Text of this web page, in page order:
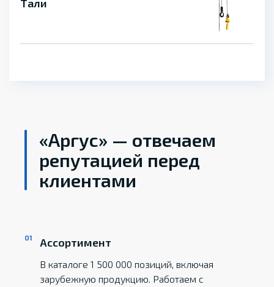
Тали
«Аргус» — отвечаем
репутацией перед
клиентами
Ассортимент
В каталоге 1 500 000 позиций, включая
зарубежную продукцию. Работаем с